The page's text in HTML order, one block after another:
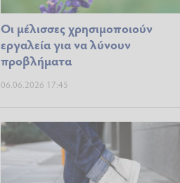
Οι μέλισσες χρησιμοποιούν
εργαλεία για να λύνουν
προβλήματα
06.06.2026 17:45